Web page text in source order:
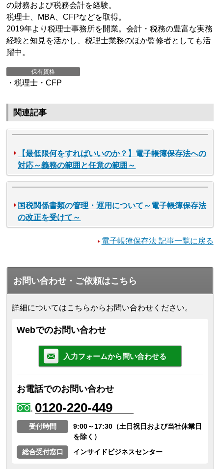
の財務および税務会計を経験。
税理士、MBA、CFPなどを取得。
2019年より税理士事務所を開業。会計・税務の豊富な実務
経験と知見を活かし、税理士業務のほか監修者としても活
躍中。
保有資格
・税理士・CFP
関連記事
【最低限何をすればいいのか？】電子帳簿保存法への
対応～義務の範囲と任意の範囲～
国税関係書類の管理・運用について～電子帳簿保存法
の改正を受けて～
電子帳簿保存法 記事一覧に戻る
お問い合わせ・ご依頼はこちら
詳細についてはこちらからお問い合わせください。
Webでのお問い合わせ
入力フォームから問い合わせる
お電話でのお問い合わせ
0120-220-449
受付時間
9:00～17:30（土日祝日および当社休業日
を除く）
総合受付窓口
インサイドビジネスセンター